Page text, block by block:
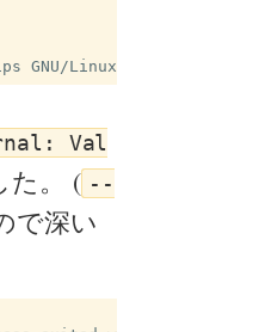
Val
た。 ( --
で深い